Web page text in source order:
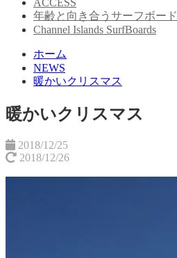
ACCESS
年齢と向き合うサーフボード
Channel Islands SurfBoards
ホーム
NEWS
暖かいクリスマス
暖かいクリスマス
2018/12/25
2018/12/26